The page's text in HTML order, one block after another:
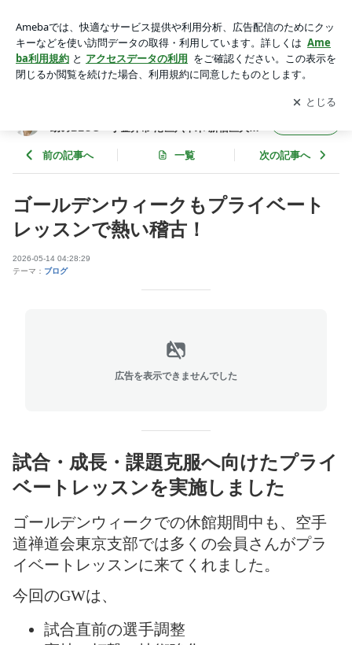
日々思う処我にあり 空手道禅道会東京 西川享助のBLOG 小
金井市 港区六本木 新宿区大久保 小平市 空手 MMA
アプリをダウンロードして ブログの更新通知
を受け取りまし
ょう。
開く
助のBLOG 小金井市 港区六本木 新宿区大久
前の記事へ 一覧 次の記事へ
ゴールデンウィークもプライベート
レッスンで熱い稽古！
2026-05-14 04:28:29
テーマ： ブログ
広告を表示できませんでした
試合・成長・課題克服へ向けたプライ
ベートレッスンを実施しました
ゴールデンウィークでの休館期間中も、空手
道禅道会東京支部では多くの会員さんがプラ
イベートレッスンに来てくれました。
今回のGWは、
試合直前の選手調整